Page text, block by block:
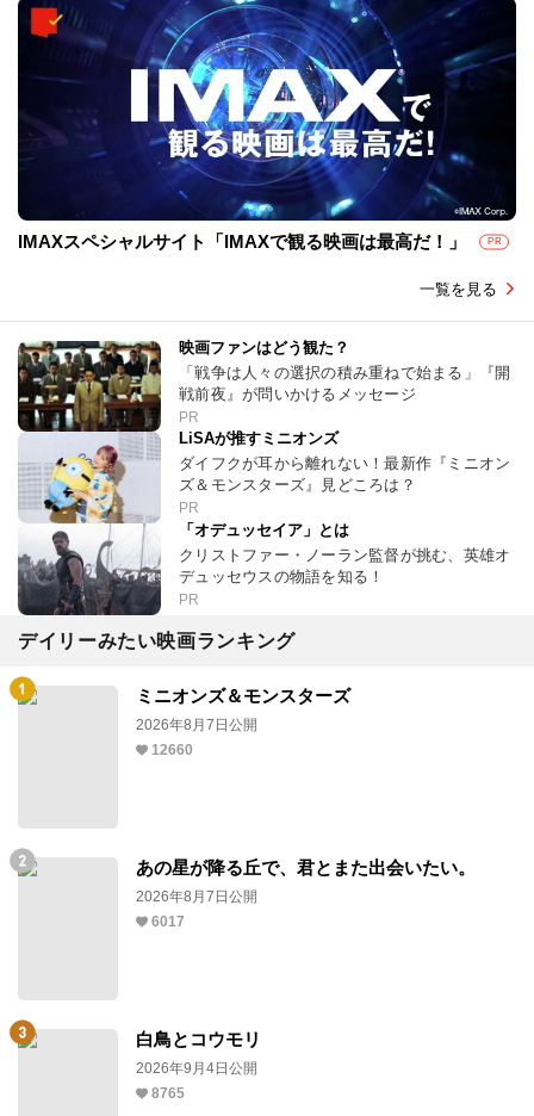
IMAXスペシャルサイト「IMAXで観る映画は最高だ！」 PR
一覧を見る
映画ファンはどう観た？
「戦争は人々の選択の積み重ねで始まる」『開
戦前夜』が問いかけるメッセージ
PR
LiSAが推すミニオンズ
ダイフクが耳から離れない！最新作『ミニオン
ズ＆モンスターズ』見どころは？
PR
「オデュッセイア」とは
クリストファー・ノーラン監督が挑む、英雄オ
デュッセウスの物語を知る！
PR
デイリーみたい映画ランキング
ミニオンズ＆モンスターズ
2026年8月7日公開
12660
あの星が降る丘で、君とまた出会いたい。
2026年8月7日公開
6017
白鳥とコウモリ
2026年9月4日公開
8765